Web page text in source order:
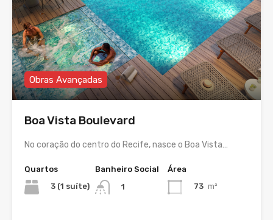
Obras Avançadas
Boa Vista Boulevard
No coração do centro do Recife, nasce o Boa Vista…
Quartos
3 (1 suíte)
Banheiro Social
1
Área
73 m²